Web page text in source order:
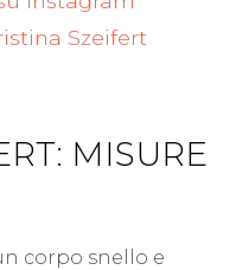
Szeifert
MISURE
corpo snello e